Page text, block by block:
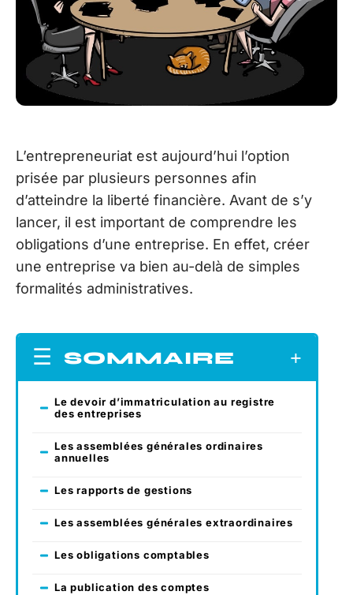
L’entrepreneuriat est aujourd’hui l’option
prisée par plusieurs personnes afin
d’atteindre la liberté financière. Avant de s’y
lancer, il est important de comprendre les
obligations d’une entreprise. En effet, créer
une entreprise va bien au-delà de simples
formalités administratives.
SOMMAIRE
Le devoir d’immatriculation au registre
des entreprises
Les assemblées générales ordinaires
annuelles
Les rapports de gestions
Les assemblées générales extraordinaires
Les obligations comptables
La publication des comptes